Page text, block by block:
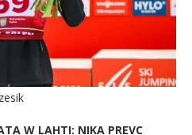
W LAHTI: NIKA PREVC